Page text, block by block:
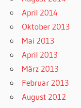
April 2014
Oktober 2013
Mai 2013
April 2013
März 2013
Februar 2013
August 2012